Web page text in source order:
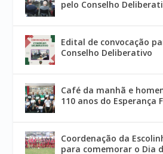
pelo Conselho
Edital de convocação
Conselho Deliberativo
Café da manhã e
110 anos do Esperança
Coordenação da
para comemorar o Dia